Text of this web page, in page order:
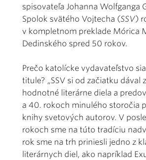
spisovateľa Johanna Wolfganga
Spolok svätého Vojtecha (SSV)
v kompletnom preklade Mórica
Dedinského spred 50 rokov.
Prečo katolícke vydavateľstvo
titule? „SSV si od začiatku dával
hodnotné literárne diela a
a 40. rokoch minulého storočia
knihy svetových autorov. V
rokoch sme na túto tradíciu
rok sme na trh priniesli jedno z
literárnych diel, ako napríklad